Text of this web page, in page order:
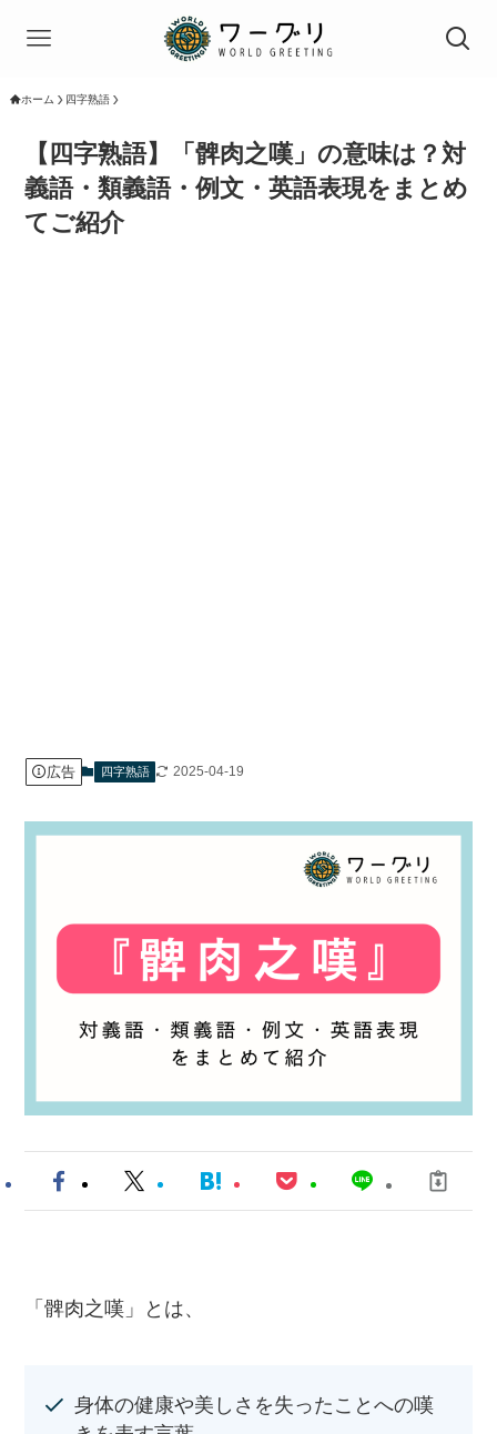
ホーム 四字熟語
【四字熟語】「髀肉之嘆」の意味は？対
義語・類義語・例文・英語表現をまとめ
てご紹介
広告 四字熟語 2025-04-19
「髀肉之嘆」とは、
身体の健康や美しさを失ったことへの嘆